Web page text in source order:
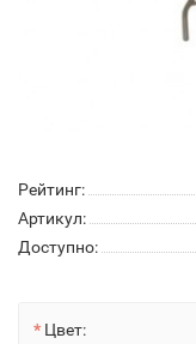
Рейтинг:
Артикул:
Доступно:
Цвет: